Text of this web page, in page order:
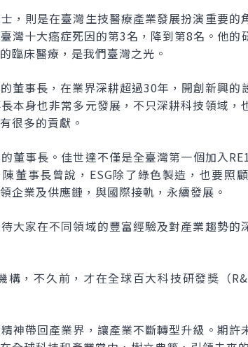
，則是在臺灣生技醫療產業發展扮演重要的
灣十大癌症死因的第3名，降到第8名。他的
臨床醫療，是我們臺灣之光。
董事長，在業界深耕超過30年，開創新興的
本身也非常多元發展，不只深耕科技領域，
很多的貢獻。
董事長。佳世達不僅是全臺灣第一個加入
董事長曾說，ESG除了綠色製造，也要照
企業及供應鏈，與國際接軌，永續發展。
大家在不同領域的豐富經驗及對產業趨勢的
構，不久前，才在全球百大科技研發獎（
神帶回產業界，讓產業不斷轉型升級。期許